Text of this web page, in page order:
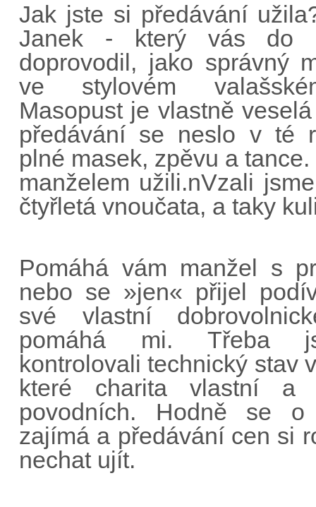
Jak jste si předávání
Janek - který vás do
doprovodil, jako správný
ve stylovém
Masopust je vlastně
předávání se neslo v té
plné masek, zpěvu a
manželem užili.nVzali
čtyřletá vnoučata, a taky
Pomáhá vám manžel s
nebo se »jen« přijel
své vlastní
pomáhá mi. Třeba
kontrolovali technický stav
které charita vlastní
povodních. Hodně se o
zajímá a předávání cen si
nechat ujít.